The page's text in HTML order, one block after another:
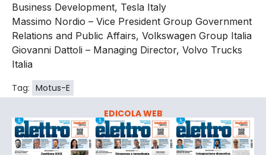
Business Development, Tesla Italy
Massimo Nordio – Vice President Group Government
Relations and Public Affairs, Volkswagen Group Italia
Giovanni Dattoli – Managing Director, Volvo Trucks
Italia
Tag: Motus-E
EDICOLA WEB